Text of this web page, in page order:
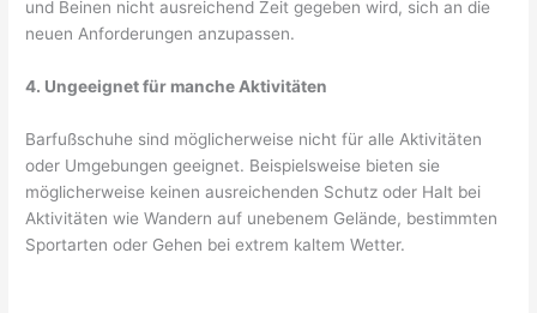
und Beinen nicht ausreichend Zeit gegeben wird, sich an die
neuen Anforderungen anzupassen.
4. Ungeeignet für manche Aktivitäten
Barfußschuhe sind möglicherweise nicht für alle Aktivitäten
oder Umgebungen geeignet. Beispielsweise bieten sie
möglicherweise keinen ausreichenden Schutz oder Halt bei
Aktivitäten wie Wandern auf unebenem Gelände, bestimmten
Sportarten oder Gehen bei extrem kaltem Wetter.